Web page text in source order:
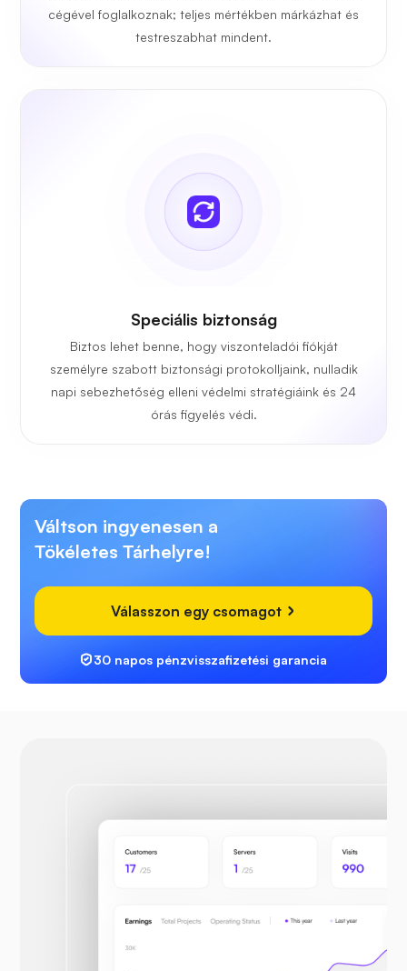
cégével foglalkoznak; teljes mértékben márkázhat és
testreszabhat mindent.
Speciális biztonság
Biztos lehet benne, hogy viszonteladói fiókját
személyre szabott biztonsági protokolljaink, nulladik
napi sebezhetőség elleni védelmi stratégiáink és 24
órás figyelés védi.
Váltson ingyenesen a
Tökéletes Tárhelyre!
Válasszon egy csomagot
30 napos pénzvisszafizetési garancia